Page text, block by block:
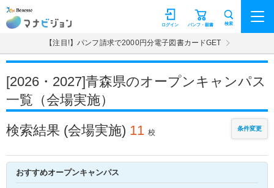
マナビジョン パンフ・願書
ログイン 検索
【注目!】パンフ請求で2000円分電子図書カードGET
[2026・2027]青森県のオープンキャンパス
一覧（会場実施）
検索結果 (会場実施) 11 校 条件変更
おすすめオープンキャンパス